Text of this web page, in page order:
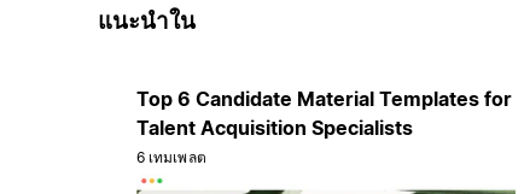
แนะนำใน
Top 6 Candidate Material Templates for
Talent Acquisition Specialists
6 เทมเพลต